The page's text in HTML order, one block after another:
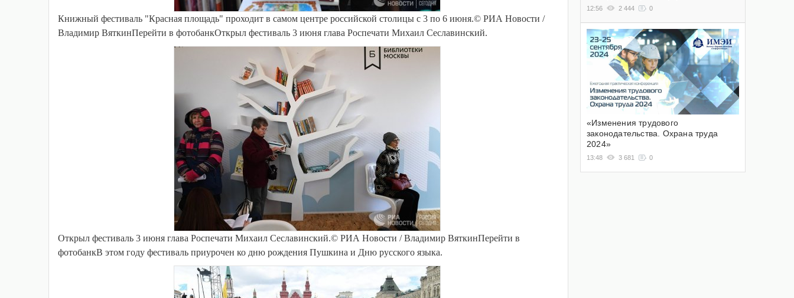
Книжный фестиваль "Красная площадь" проходит в самом центре российской столицы с 3 по 6 июня.© РИА Новости /
Владимир ВяткинПерейти в фотобанкОткрыл фестиваль 3 июня глава Роспечати Михаил Сеславинский.
Открыл фестиваль 3 июня глава Роспечати Михаил Сеславинский.© РИА Новости / Владимир ВяткинПерейти в
фотобанкВ этом году фестиваль приурочен ко дню рождения Пушкина и Дню русского языка.
12:56 2 444 0
«Изменения трудового
законодательства. Охрана труда
2024»
13:48 3 681 0